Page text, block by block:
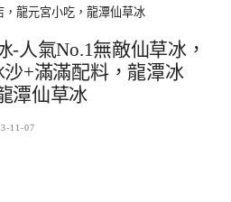
龍元宮小吃，龍潭仙草冰
-人氣No.1無敵仙草冰，
+滿滿配料，龍潭冰
潭仙草冰
11-07